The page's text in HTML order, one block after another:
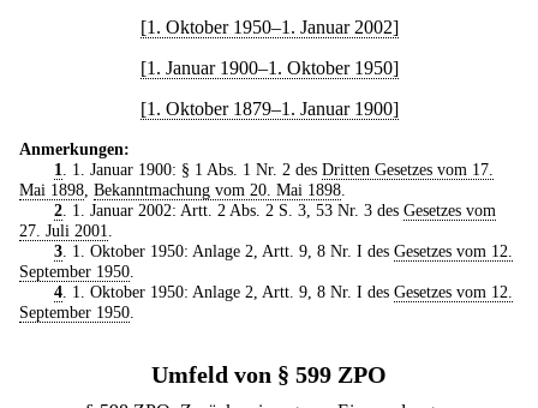
[1. Oktober 1950–1. Januar 2002]
[1. Januar 1900–1. Oktober 1950]
[1. Oktober 1879–1. Januar 1900]
Anmerkungen:
1
. 1. Januar 1900: § 1 Abs. 1 Nr. 2 des Dritten Gesetzes vom 17.
Mai 1898 Bekanntmachung vom 20. Mai 1898
2. 1. Januar 2002: Artt. 2 Abs. 2 S. 3, 53 Nr. 3 des Gesetzes vom
27. Juli 2001
3. 1. Oktober 1950: Anlage 2, Artt. 9, 8 Nr. I des Gesetzes vom 12.
September 1950
4. 1. Oktober 1950: Anlage 2, Artt. 9, 8 Nr. I des Gesetzes vom 12.
September 1950
Umfeld von § 599 ZPO